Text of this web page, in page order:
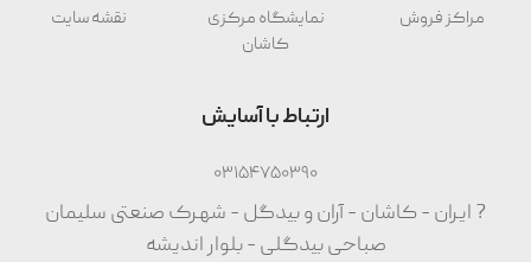
مراکز فروش
نمایشگاه مرکزی
کاشان
نقشه سایت
ارتباط با آسایش
03154750390
? ایران - کاشان - آران و بیدگل - شهرک صنعتی سلیمان
صباحی بیدگلی - بلوار اندیشه